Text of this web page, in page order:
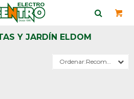
Y JARDÍN ELDOM
Recomendados